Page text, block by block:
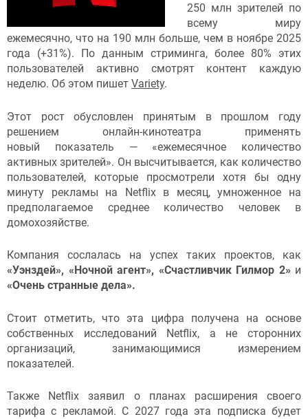
250 млн зрителей по
всему миру
ежемесячно, что на 190 млн больше, чем в ноябре 2025
года (+31%). По данным стриминга, более 80% этих
пользователей активно смотрят контент каждую
неделю. Об этом пишет Variety.
Этот рост обусловлен принятым в прошлом году
решением онлайн-кинотеатра применять
новый показатель — «ежемесячное количество
активных зрителей». Он высчитывается, как количество
пользователей, которые просмотрели хотя бы одну
минуту рекламы на Netflix в месяц, умноженное на
предполагаемое среднее количество человек в
домохозяйстве.
Компания сослалась на успех таких проектов, как
«Уэнздей», «Ночной агент», «Счастливчик Гилмор 2» и
«Очень странные дела».
Стоит отметить, что эта цифра получена на основе
собственных исследований Netflix, а не сторонних
организаций, занимающимися измерением
показателей.
Также Netflix заявил о планах расширения своего
тарифа с рекламой. С 2027 года эта подписка будет